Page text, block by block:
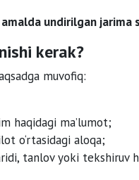
undirilgan jarima
kerak?
muvofiq:
haqidagi ma’lumot;
o‘rtasidagi aloqa;
tanlov yoki tekshiruv